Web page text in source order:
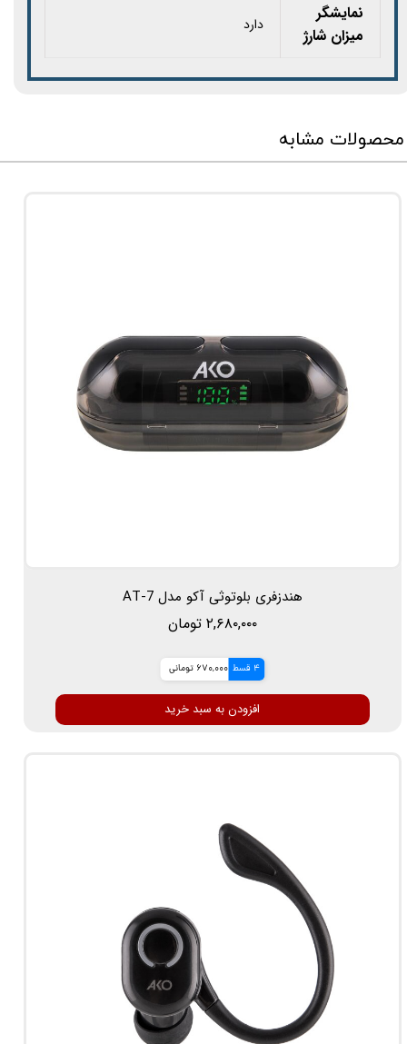
نمایشگر
میزان شارژ
دارد
محصولات مشابه
هندزفری بلوتوثی آکو مدل AT-7
۲,۶۸۰,۰۰۰ تومان
4 قسط 670,000 تومانی
افزودن به سبد خرید